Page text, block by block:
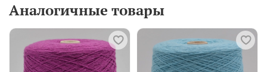
Аналогичные товары